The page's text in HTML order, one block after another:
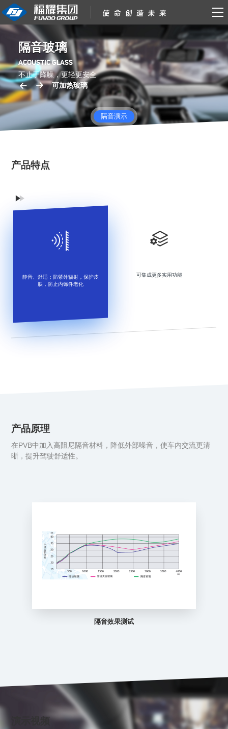
隔音玻璃
ACOUSTIC GLASS
不止于降噪，更轻更安全
隔音演示
产品特点
静音、舒适；防紫外辐射，保护皮
肤，防止内饰件老化
可集成更多实用功能
产品原理
在PVB中加入高阻尼隔音材料，降低外部噪音，使车内交流更清
晰，提升驾驶舒适性。